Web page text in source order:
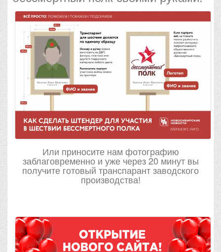
Или приносите нам фотографию
заблаговременно и уже через 20 минут вы
получите готовый транспарант заводского
производства!